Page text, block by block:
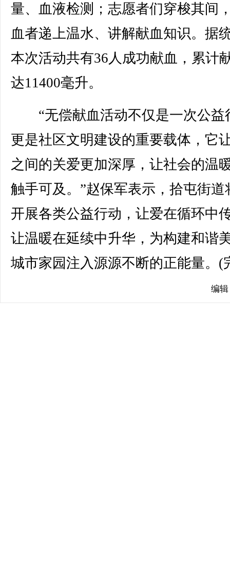
量、血液检测；志愿者们穿梭其间
血者递上温水、讲解献血知识。据
本次活动共有36人成功献血，累计
达11400毫升。
“无偿献血活动不仅是一次公益
更是社区文明建设的重要载体，它
之间的关爱更加深厚，让社会的温
触手可及。”赵保军表示，拾屯街道
开展各类公益行动，让爱在循环中
让温暖在延续中升华，为构建和谐
城市家园注入源源不断的正能量。(
编